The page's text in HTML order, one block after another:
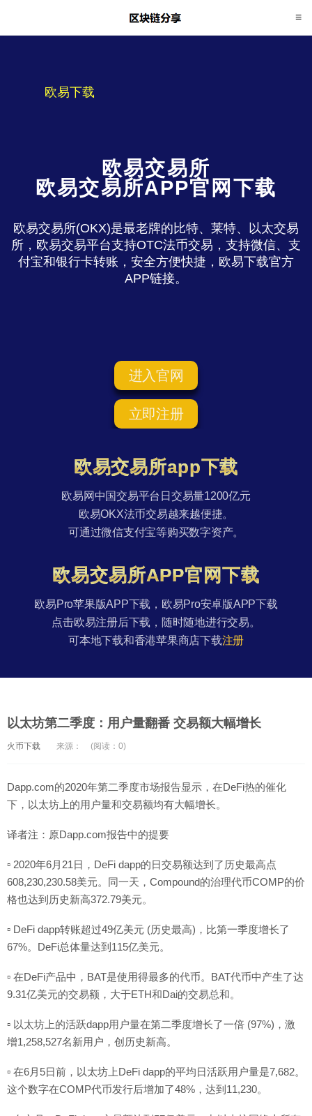
欧易下载
欧易交易所
欧易交易所APP官网下载
欧易交易所(OKX)是最老牌的比特、莱特、以太交易
所，欧易交易平台支持OTC法币交易，支持微信、支
付宝和银行卡转账，安全方便快捷，欧易下载官方
APP链接。
进入官网
立即注册
欧易交易所app下载
欧易网中国交易平台日交易量1200亿元
欧易OKX法币交易越来越便捷。
可通过微信支付宝等购买数字资产。
欧易交易所APP官网下载
欧易Pro苹果版APP下载，欧易Pro安卓版APP下载
点击欧易注册后下载，随时随地进行交易。
可本地下载和香港苹果商店下载注册
以太坊第二季度：用户量翻番 交易额大幅增长
火币下载 来源： (阅读：0)
Dapp.com的2020年第二季度市场报告显示，在DeFi热的催化
下，以太坊上的用户量和交易额均有大幅增长。
译者注：原Dapp.com报告中的提要
▫ 2020年6月21日，DeFi dapp的日交易额达到了历史最高点
608,230,230.58美元。同一天，Compound的治理代币COMP的价
格也达到历史新高372.79美元。
▫ DeFi dapp转账超过49亿美元 (历史最高)，比第一季度增长了
67%。DeFi总体量达到115亿美元。
▫ 在DeFi产品中，BAT是使用得最多的代币。BAT代币中产生了达
9.31亿美元的交易额，大于ETH和Dai的交易总和。
▫ 以太坊上的活跃dapp用户量在第二季度增长了一倍 (97%)，激
增1,258,527名新用户，创历史新高。
▫ 在6月5日前，以太坊上DeFi dapp的平均日活跃用户量是7,682。
这个数字在COMP代币发行后增加了48%，达到11,230。